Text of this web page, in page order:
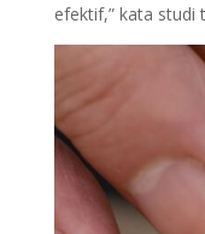
efektif,” kata studi